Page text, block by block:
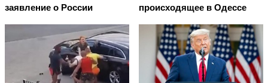
заявление о России
происходящее в Одессе